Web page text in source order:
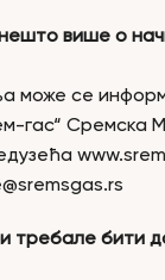
нешто више о
може се
гас“ Сремска
требале бити